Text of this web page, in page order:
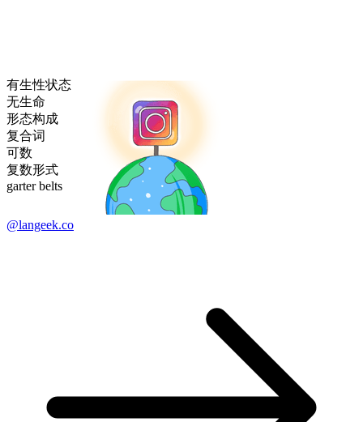
有生性状态
无生命
形态构成
复合词
可数
复数形式
garter belts
@langeek.co